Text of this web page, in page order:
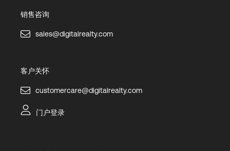
销售咨询
sales@digitalrealty.com
客户关怀
customercare@digitalrealty.com
门户登录